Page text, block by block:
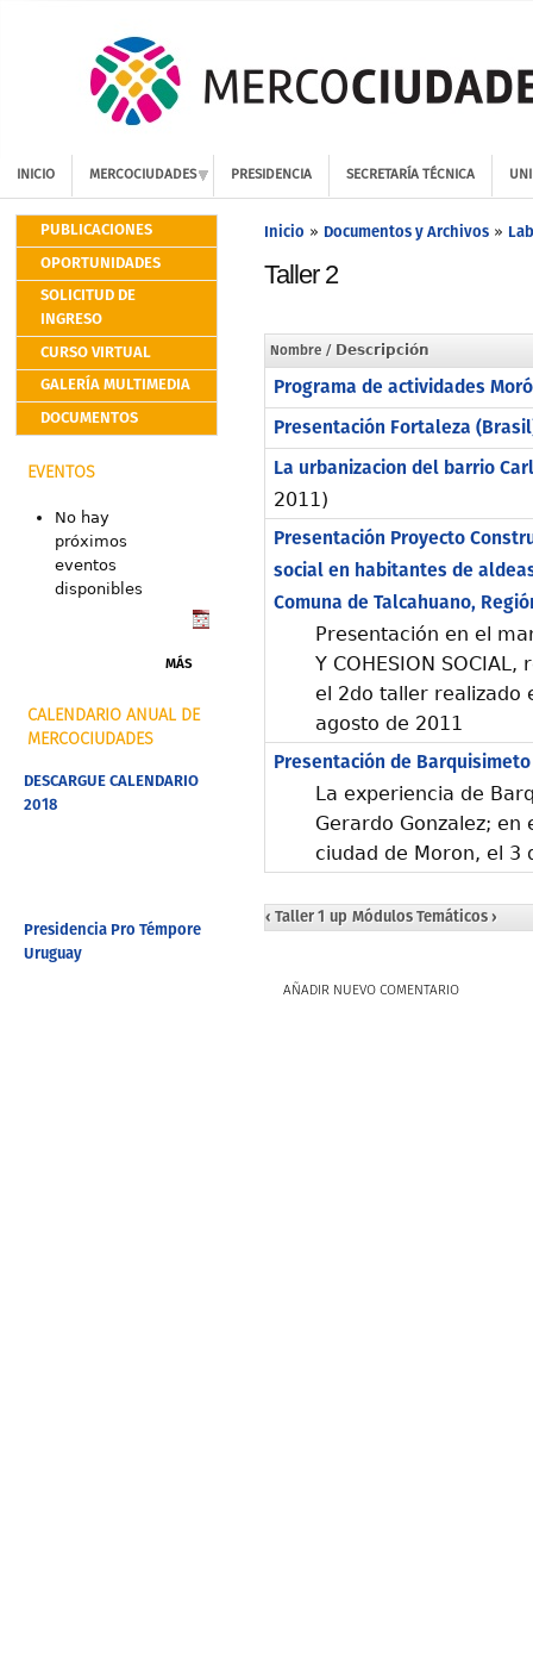
INICIO MERCOCIUDADES PRESIDENCIA SECRETARÍA TÉCNICA
PUBLICACIONES
OPORTUNIDADES
SOLICITUD DE
INGRESO
CURSO VIRTUAL
GALERÍA MULTIMEDIA
DOCUMENTOS
EVENTOS
No hay
próximos
eventos
disponibles
MÁS
CALENDARIO ANUAL DE
MERCOCIUDADES
DESCARGUE CALENDARIO
2018
Presidencia Pro Témpore
Uruguay
Inicio » Documentos y Archivos »
Taller 2
Nombre / Descripción
Programa de actividades
Presentación Fortaleza
La urbanizacion del barrio
2011)
Presentación Proyecto
social en habitantes de
Comuna de Talcahuano,
Presentación en el
Y COHESION
el 2do taller realizado
agosto de 2011
Presentación de Barquisimeto
La experiencia de
Gerardo Gonzalez; en
ciudad de Moron, el 3
‹ Taller 1 up Módulos Temáticos ›
AÑADIR NUEVO COMENTARIO